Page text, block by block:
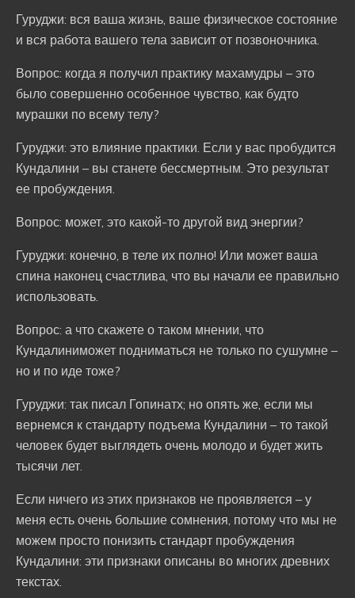
Гуруджи: вся ваша жизнь, ваше физическое состояние
и вся работа вашего тела зависит от позвоночника.
Вопрос: когда я получил практику махамудры – это
было совершенно особенное чувство, как будто
мурашки по всему телу?
Гуруджи: это влияние практики. Если у вас пробудится
Кундалини – вы станете бессмертным. Это результат
ее пробуждения.
Вопрос: может, это какой-то другой вид энергии?
Гуруджи: конечно, в теле их полно! Или может ваша
спина наконец счастлива, что вы начали ее правильно
использовать.
Вопрос: а что скажете о таком мнении, что
Кундалиниможет подниматься не только по сушумне –
но и по иде тоже?
Гуруджи: так писал Гопинатх; но опять же, если мы
вернемся к стандарту подъема Кундалини – то такой
человек будет выглядеть очень молодо и будет жить
тысячи лет.
Если ничего из этих признаков не проявляется – у
меня есть очень большие сомнения, потому что мы не
можем просто понизить стандарт пробуждения
Кундалини: эти признаки описаны во многих древних
текстах.